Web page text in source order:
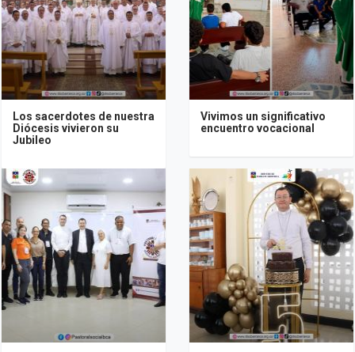
Los sacerdotes de nuestra
Diócesis vivieron su
Jubileo
Vivimos un significativo
encuentro vocacional